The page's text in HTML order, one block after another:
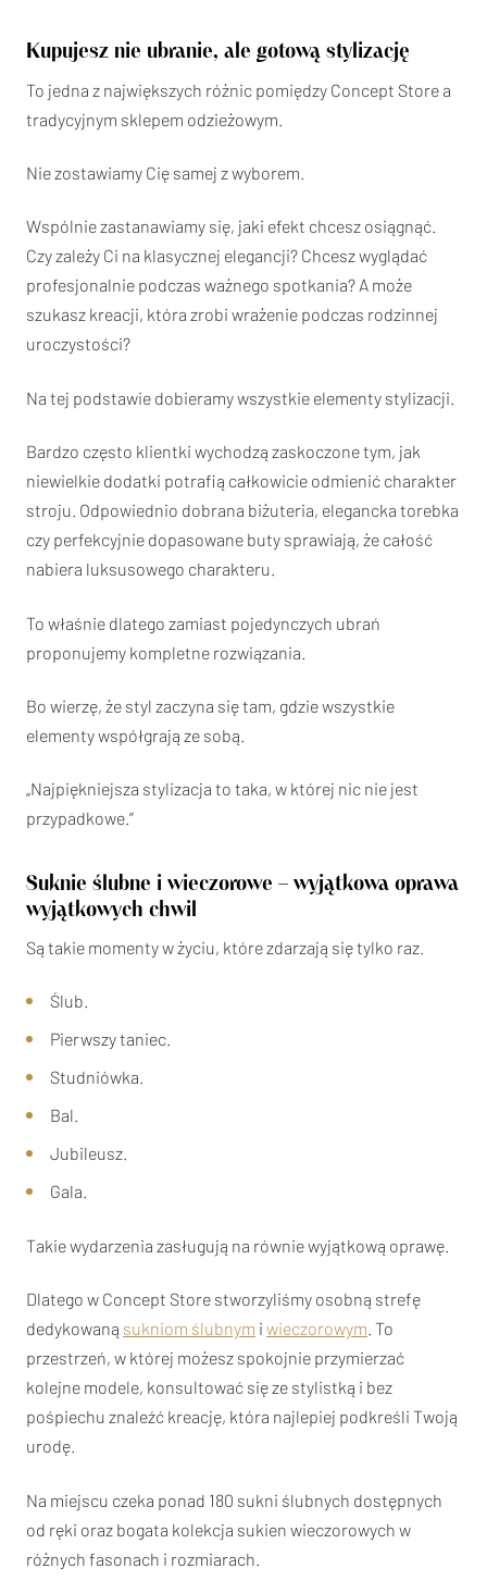
Kupujesz nie ubranie, ale gotową stylizację
To jedna z największych różnic pomiędzy Concept Store a
tradycyjnym sklepem odzieżowym.
Nie zostawiamy Cię samej z wyborem.
Wspólnie zastanawiamy się, jaki efekt chcesz osiągnąć.
Czy zależy Ci na klasycznej elegancji? Chcesz wyglądać
profesjonalnie podczas ważnego spotkania? A może
szukasz kreacji, która zrobi wrażenie podczas rodzinnej
uroczystości?
Na tej podstawie dobieramy wszystkie elementy stylizacji.
Bardzo często klientki wychodzą zaskoczone tym, jak
niewielkie dodatki potrafią całkowicie odmienić charakter
stroju. Odpowiednio dobrana biżuteria, elegancka torebka
czy perfekcyjnie dopasowane buty sprawiają, że całość
nabiera luksusowego charakteru.
To właśnie dlatego zamiast pojedynczych ubrań
proponujemy kompletne rozwiązania.
Bo wierzę, że styl zaczyna się tam, gdzie wszystkie
elementy współgrają ze sobą.
„Najpiękniejsza stylizacja to taka, w której nic nie jest
przypadkowe.”
Suknie ślubne i wieczorowe – wyjątkowa oprawa
wyjątkowych chwil
Są takie momenty w życiu, które zdarzają się tylko raz.
Ślub.
Pierwszy taniec.
Studniówka.
Bal.
Jubileusz.
Gala.
Takie wydarzenia zasługują na równie wyjątkową oprawę.
Dlatego w Concept Store stworzyliśmy osobną strefę
dedykowaną sukniom ślubnym i wieczorowym. To
przestrzeń, w której możesz spokojnie przymierzać
kolejne modele, konsultować się ze stylistką i bez
pośpiechu znaleźć kreację, która najlepiej podkreśli Twoją
urodę.
Na miejscu czeka ponad 180 sukni ślubnych dostępnych
od ręki oraz bogata kolekcja sukien wieczorowych w
różnych fasonach i rozmiarach.